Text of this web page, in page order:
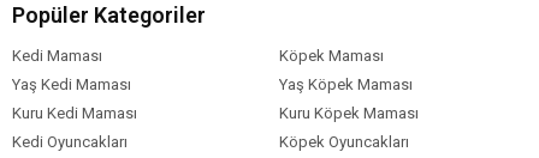
Hindiba kökü
Lavanta
Bütün elma
Besin Analizi
Popüler Kategoriler
Kedi Maması
Köpek Maması
Yaş Kedi Maması
Yaş Köpek Maması
Kuru Kedi Maması
Kuru Köpek Maması
Kedi Oyuncakları
Köpek Oyuncakları